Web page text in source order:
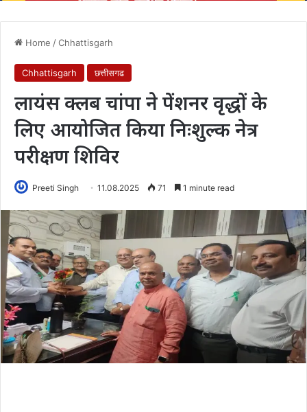
Home /Chhattisgarh
Chhattisgarh छत्तीसगढ
लायंस क्लब चांपा ने पेंशनर वृद्धों के
लिए आयोजित किया निःशुल्क नेत्र
परीक्षण शिविर
Preeti Singh 11.08.2025 71 1 minute read